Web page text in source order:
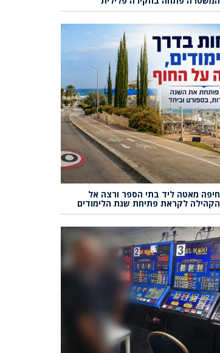
חיפה מאטה ליד בתי הספר ורצה אל
הקהילה לקראת פתיחת שנת הלימודים